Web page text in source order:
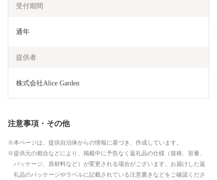
受付期間
通年
提供者
株式会社Alice Garden
注意事項・その他
本ページは、提供自治体からの情報に基づき、作成しています。
提供元の都合などにより、掲載中に予告なく返礼品の仕様（規格、容量、
パッケージ、原材料など）が変更される場合がございます。お届けした返
礼品のパッケージやラベルに記載されている注意書きなどをご確認くださ